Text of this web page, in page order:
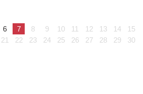
6 7 8 9 10 11 12 13 14
15
21 22 23 24 25 26 27 28 29
30